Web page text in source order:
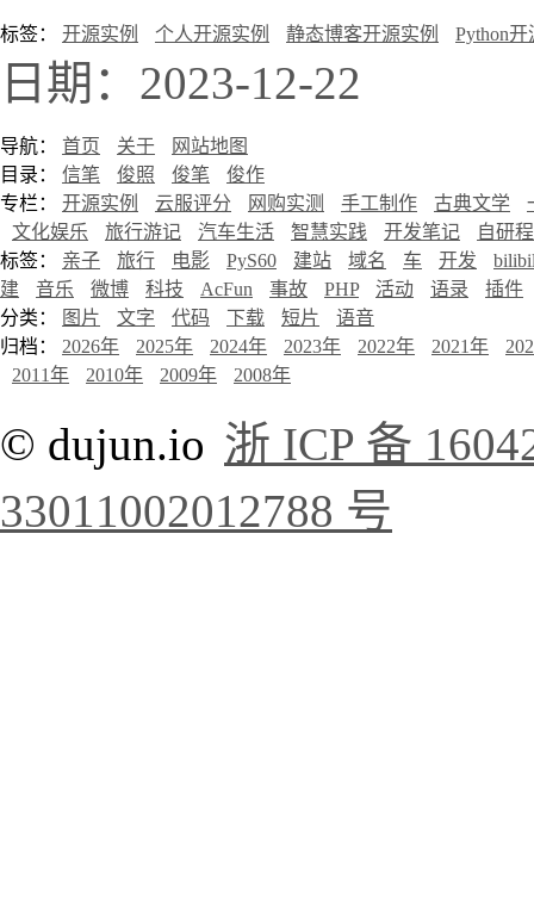
标签： 开源实例 个人开源实例 静态博客开源实例 Python
日期：2023-12-22
导航： 首页 关于
网站地图
目录： 信笔 俊照 俊笔
俊作
专栏： 开源实例 云服评分 网购实测 手工制作 古典文学
文化娱乐
旅行游记 汽车生活 智慧实践 开发笔记
自研
标签： 亲子 旅行 电影 PyS60 建站 域名 车 开发
建
音乐 微博 科技 AcFun 事故 PHP 活动 语录
插件
分类：
图片 文字 代码 下载 短片
语音
归档： 2026年 2025年 2024年 2023年 2022年 2021年
2011年
2010年 2009年 2008年
© dujun.io 浙 ICP 备
33011002012788 号